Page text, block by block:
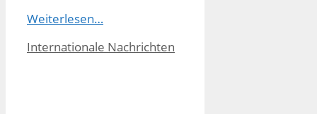
Weiterlesen…
Kategorien
Internationale Nachrichten